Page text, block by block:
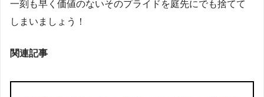
一刻も早く価値のないそのプライドを庭先にでも捨てて
しまいましょう！
関連記事